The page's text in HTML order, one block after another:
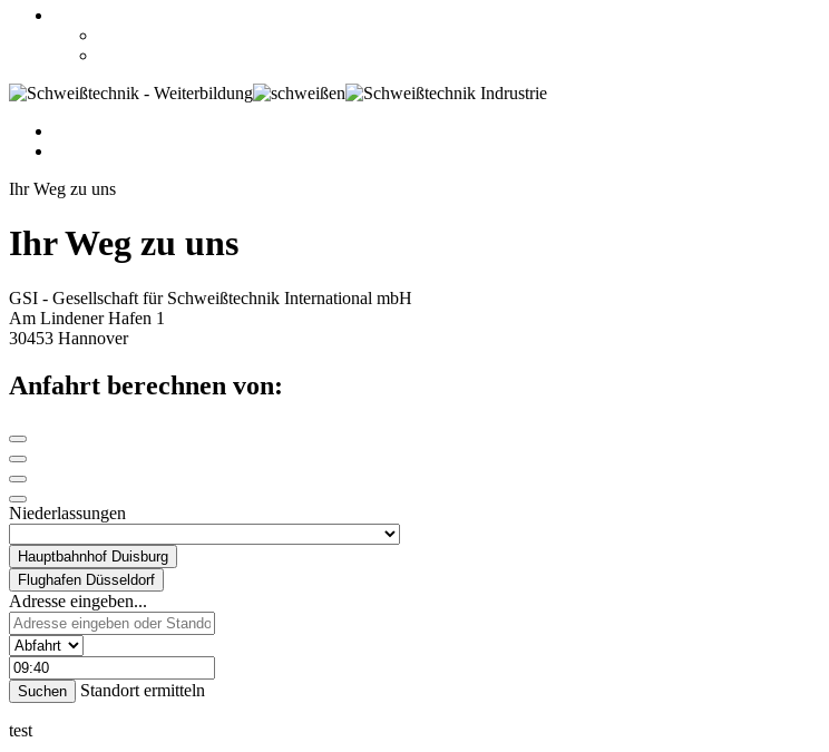
Ihr Weg zu uns
Ihr Weg zu uns
GSI - Gesellschaft für Schweißtechnik International mbH
Am Lindener Hafen 1
30453 Hannover
Anfahrt berechnen von:
Niederlassungen
Hauptbahnhof Duisburg
Flughafen Düsseldorf
Adresse eingeben...
Standort ermitteln
test